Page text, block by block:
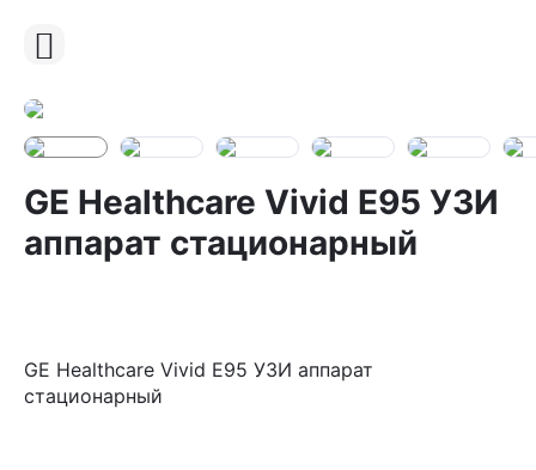
GE Healthcare Vivid E95 УЗИ
аппарат стационарный
GE Healthcare Vivid E95 УЗИ аппарат
стационарный